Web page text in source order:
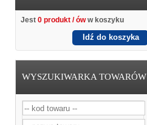
Jest 0 produkt / óww koszyku
Idź do koszyka
WYSZUKIWARKA TOWARÓW